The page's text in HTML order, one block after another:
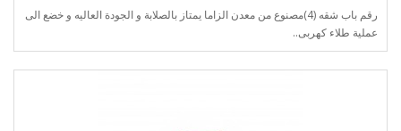
رقم باب شقه (4)مصنوع من معدن الزاما يمتاز بالصلابة و الجودة العاليه و خضع الى
عملية طلاء كهربى..